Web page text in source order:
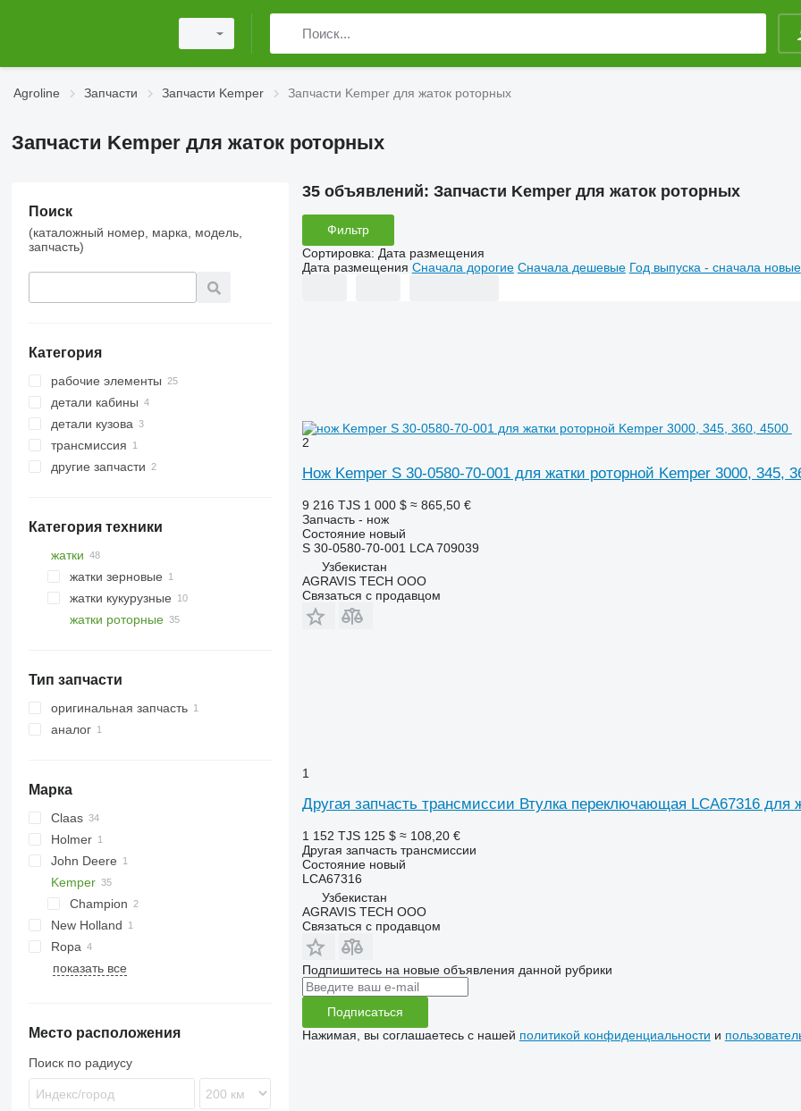
Agroline Запчасти Запчасти Kemper Запчасти Kemper для жаток роторных
Запчасти Kemper для жаток роторных
Поиск
(каталожный номер, марка, модель,
запчасть)
Категория
рабочие элементы
ножи
другие рабочие элементы
детали кабины
облицовка
детали кузова
сцепные устройства
другие запчасти кузова
трансмиссия
другие запчасти трансмиссии
другие запчасти
Категория техники
жатки
жатки зерновые
жатки кукурузные
жатки роторные
Тип запчасти
оригинальная запчасть
аналог
Марка
Claas
Lexion
Orbis
Tucano
Vario
Holmer
John Deere
Kemper
Champion
New Holland
Ropa
показать все
Место расположения
Поиск по радиусу
35 объявлений: Запчасти Kemper для жаток роторных
Фильтр
Сортировка: Дата размещения
Дата размещения Сначала дорогие Сначала дешевые Год выпуска - сначала новые
2
Нож Kemper S 30-0580-70-001 для жатки роторной Kemper 3000, 345,
9 216 TJS 1 000 $ ≈ 865,50 €
Запчасть - нож
Состояниеновый
S 30-0580-70-001 LCA 709039
Узбекистан
AGRAVIS TECH ООО
Связаться с продавцом
1
Другая запчасть трансмиссии Втулка переключающая LCA67316 для
1 152 TJS 125 $ ≈ 108,20 €
Другая запчасть трансмиссии
Состояниеновый
LCA67316
Узбекистан
AGRAVIS TECH ООО
Связаться с продавцом
Подпишитесь на новые объявления данной рубрики
Подписаться
Нажимая, вы соглашаетесь с нашей политикой конфиденциальности и